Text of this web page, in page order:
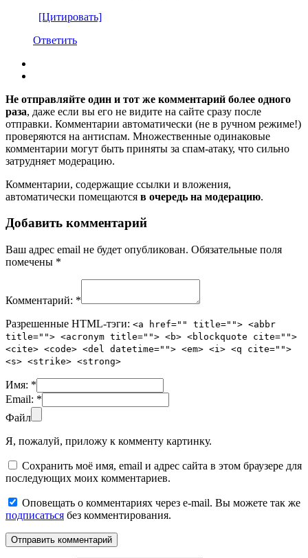
[Цитировать]
Ответить
Не отправляйте один и тот же комментарий более одного
раза, даже если вы его не видите на сайте сразу после
отправки. Комментарии автоматически (не в ручном режиме!)
проверяются на антиспам. Множественные одинаковые
комментарии могут быть приняты за спам-атаку, что сильно
затрудняет модерацию.
Комментарии, содержащие ссылки и вложения,
автоматически помещаются в очередь на модерацию.
Добавить комментарий
Ваш адрес email не будет опубликован. Обязательные поля
помечены *
Комментарий: *
Разрешенные HTML-тэги: <a href="" title=""> <abbr
title=""> <acronym title=""> <b> <blockquote cite="">
<cite> <code> <del datetime=""> <em> <i> <q cite="">
<s> <strike> <strong>
Имя: *
Email: *
Файл
Я, пожалуй, приложу к комменту картинку.
Сохранить моё имя, email и адрес сайта в этом браузере для
последующих моих комментариев.
Оповещать о комментариях через e-mail. Вы можете так же
подписаться без комментирования.